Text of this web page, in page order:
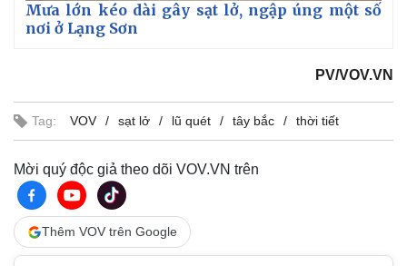
Mưa lớn kéo dài gây sạt lở, ngập úng một số
nơi ở Lạng Sơn
PV/VOV.VN
Tag: VOV sạt lở lũ quét tây bắc thời tiết
Mời quý độc giả theo dõi VOV.VN trên
Thêm VOV trên Google